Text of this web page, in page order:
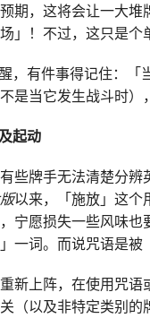
期，这将会让一大堆
」！不过，这只是
，有件事得记住：「
是当它发生战斗时）
起动
些牌手无法清楚分
以来，「施放」这个
宁愿损失一些风味
一词。而说咒语是被
重新上阵，在使用咒
（以及非特定类别的